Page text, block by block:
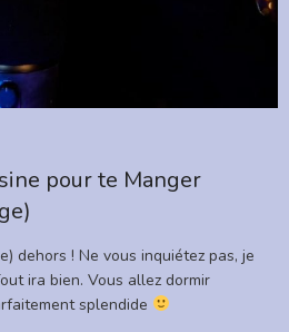
pour te Manger
dehors ! Ne vous inquiétez pas, je
ira bien. Vous allez dormir
splendide